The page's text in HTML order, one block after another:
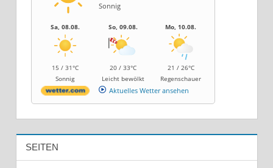
Sonnig
Sa, 08.08.
15 / 31°C
Sonnig
So, 09.08.
20 / 33°C
Leicht bewölkt
Mo, 10.08.
21 / 26°C
Regenschauer
Aktuelles Wetter ansehen
SEITEN